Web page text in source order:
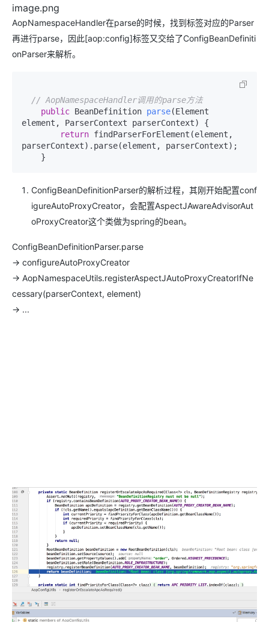
image.png
AopNamespaceHandler在parse的时候，找到标签对应的Parser
再进行parse，因此[aop:config]标签又交给了ConfigBeanDefiniti
onParser来解析。
// AopNamespaceHandler调用的parse方法
public BeanDefinition parse(Element
element, ParserContext parserContext)
{
return findParserForElement(element,
parserContext).parse(element, parserContext);
ConfigBeanDefinitionParser的解析过程，其刚开始配置conf
igureAutoProxyCreator，会配置AspectJAwareAdvisorAut
oProxyCreator这个类做为spring的bean。
ConfigBeanDefinitionParser.parse
-> configureAutoProxyCreator
-> AopNamespaceUtils.registerAspectJAutoProxyCreatorIfNe
cessary(parserContext, element)
-> ...